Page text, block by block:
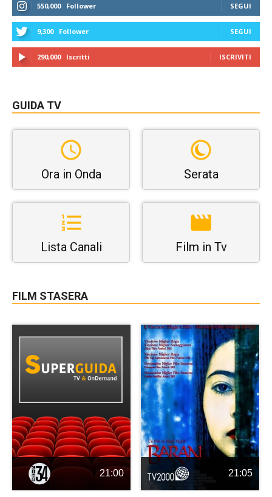
550,000 Follower SEGUI
9,300 Follower SEGUI
290,000 Iscritti ISCRIVITI
GUIDA TV
Ora in Onda Serata
Lista Canali Film in Tv
FILM STASERA
21:00 21:05